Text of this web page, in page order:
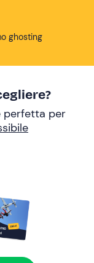
ghosting
perfetta per